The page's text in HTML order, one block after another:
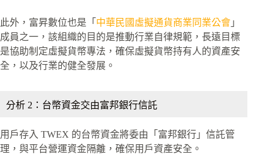
此外，富昇數位也是「 中華民國虛擬通貨商業同業公會 」
成員之一，該組織的目的是推動行業自律規範，長遠目標
是協助制定虛擬貨幣專法，確保虛擬貨幣持有人的資產安
全，以及行業的健全發展。
分析 2：台幣資金交由富邦銀行信託
用戶存入 TWEX 的台幣資金將委由「富邦銀行」信託管
理，與平台營運資金隔離，確保用戶資產安全。